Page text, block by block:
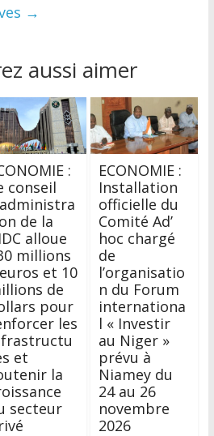
→
aussi aimer
:
conseil
de la
alloue
millions
et 10
de
pour
les
et
la
secteur
ECONOMIE :
Installation
officielle du
Comité Ad’
hoc chargé
de
l’organisatio
n du Forum
internationa
l « Investir
au Niger »
prévu à
Niamey du
24 au 26
novembre
2026